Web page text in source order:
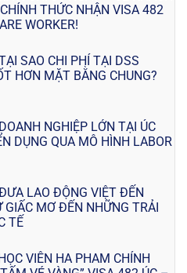
THỨC NHẬN VISA 482
WORKER!
SAO CHI PHÍ TẠI DSS
HƠN MẶT BẰNG CHUNG?
NGHIỆP LỚN TẠI ÚC
DỤNG QUA MÔ HÌNH LABOR
LAO ĐỘNG VIỆT ĐẾN
GIẤC MƠ ĐẾN NHỮNG TRẢI
TẾ
VIÊN HA PHAM CHÍNH